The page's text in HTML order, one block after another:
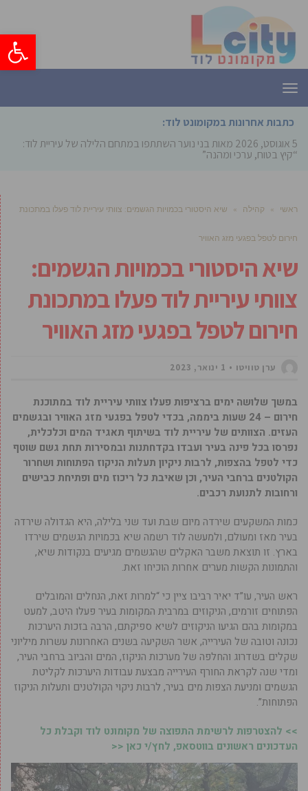
פתח
תפריט
כתבות אחרונות במקומונט לוד:
5 אוגוסט, 2026
מאות בני נוער השתתפו במתחם הלילה של עיריית לוד:
“קיץ בטוח, ערכי ומהנה”
ראשי » קהילה » שיא היסטורי בכמויות הגשמים: צוותי עיריית לוד פעלו במתכונת
חירום לטפל בפגעי מזג האוויר
שיא היסטורי בכמויות הגשמים:
צוותי עיריית לוד פעלו במתכונת
חירום לטפל בפגעי מזג האוויר
ערן טוויטו 1 ינואר, 2023
במשך שלושה ימים ברציפות פעלו צוותי עיריית לוד במתוכנת
חירום – 24 שעות ביממה, בכדי לטפל בפגעי מזג האוויר ובגשמים
העזים. הצוותים של עיריית לוד בשיתוף תאגיד המים וכלכלית,
נפרסו בכל פינה בעיר ועבדו בקדחתנות ובמסירות תחת גשם שוטף
כדי לטפל בהצפות, לרבות ניקיון תעלות הניקוז הפתוחות ושחרור
הקולטנים ברחבי העיר, וכן שאיבת כל ריכוז מים ופתיחת כבישים
ורחובות לתנועת רכבים.
כמות המשקעים שירדה מיום שבת ועד שני בלילה, היא הגדולה שירדה
בעיר מאז ומעולם, ולמעשה לוד רשמה שיא בכמויות הגשמים שירדו
בארץ. זו תוצאת משבר האקלים שהגשמים מגיעים בנקודות שיא,
והתמונות הקשות מערים אחרות הוכיחו זאת.
ראש העיר, עו”ד יאיר רביבו ציין כי “למרות זאת, הנחלים והמובלים
הפתוחים זורמים, הניקוזים במרבית המקומות בעיר פעלו היטב, למעט
במקומות בהם הגיעו הניקוזים לשיא ספיקתם, הרבה בזכות היערכות
נכונה וטובה של העירייה, אשר השקיעה בשנים האחרונות עשרות מיליוני
שקלים בשדרוג והחלפה של מערכות הניקוז, המים והביוב ברחבי העיר,
ומדי שנה לקראת החורף העירייה מבצעת עבודות היערכות לקליטת
הגשמים ומניעת הצפות מים בעיר, לרבות ניקוי הקולטנים ותעלות הניקוז
הפתוחות”.
>> להצטרפות לרשימת התפוצה של מקומונט לוד וקבלת כל
העדכונים ראשונים בווטסאפ, לחץ/י כאן <<